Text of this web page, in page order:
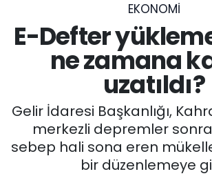
EKONOMI
E-Defter
ne zamana
uzatıldı?
Gelir İdaresi Başkanlığı,
merkezli depremler
sebep hali sona eren
bir düzenlemeye
ASAYİŞ
SİYASET
EĞİTİM
Trafik Durumu
Süper Lig Puan Durumu ve
Tüm Manşetler
Son Dakika Haberleri